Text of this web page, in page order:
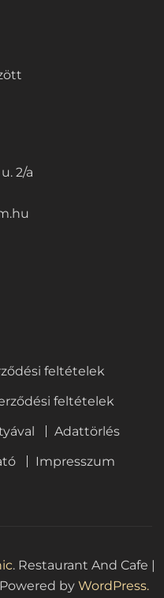
2/a
feltételek
feltételek
Adattörlés
Impresszum
. Restaurant And Cafe |
by WordPress.